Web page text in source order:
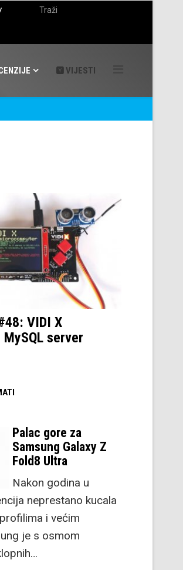
VIJESTI
VIDI X
server
Palac gore za
Samsung Galaxy Z
Fold8 Ultra
Nakon godina u
neprestano kucala
i većim
je s osmom